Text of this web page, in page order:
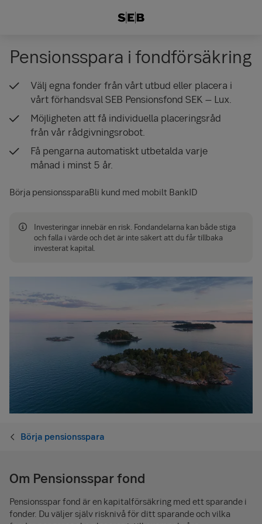
Pensionsspara i fondförsäkring
Välj egna fonder från vårt utbud eller placera i
vårt förhandsval SEB Pensionsfond SEK – Lux.
Möjligheten att få individuella placeringsråd
från vår rådgivningsrobot.
Få pengarna automatiskt utbetalda varje
månad i minst 5 år.
Börja pensionssparaBli kund med mobilt BankID
Investeringar innebär en risk. Fond­­andelarna kan både stiga
och falla i värde och det är inte säkert att du får tillbaka
investerat kapital.
Börja pensionsspara
Om Pensionsspar fond
Pensionsspar fond är en kapitalförsäkring med ett sparande i
fonder. Du väljer själv risknivå för ditt sparande och vilka